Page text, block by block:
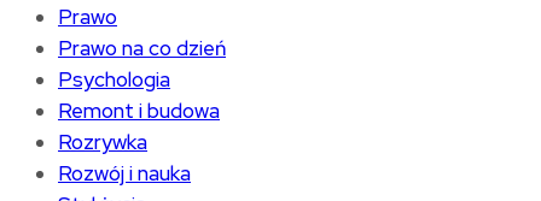
Prawo
Prawo na co dzień
Psychologia
Remont i budowa
Rozrywka
Rozwój i nauka